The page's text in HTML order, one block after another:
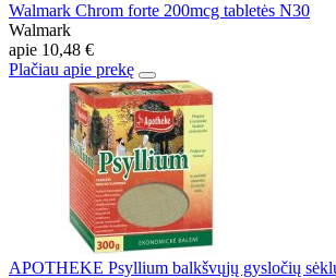
Walmark Chrom forte 200mcg tabletės N30
Walmark
apie 10,48 €
Plačiau apie prekę
APOTHEKE Psyllium balkšvųjų gysločių